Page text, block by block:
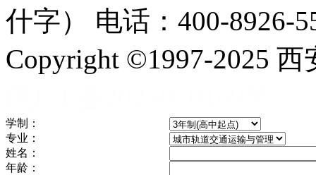
什字） 电话：400-8926-
Copyright ©1997-2025
学制：
专业：
姓名：
年龄：